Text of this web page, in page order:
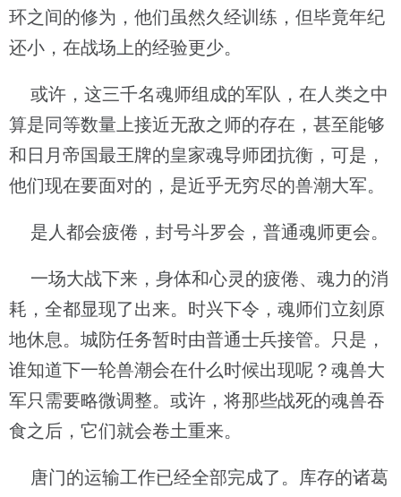
环之间的修为，他们虽然久经训练，但毕竟年纪
还小，在战场上的经验更少。
或许，这三千名魂师组成的军队，在人类之中
算是同等数量上接近无敌之师的存在，甚至能够
和日月帝国最王牌的皇家魂导师团抗衡，可是，
他们现在要面对的，是近乎无穷尽的兽潮大军。
是人都会疲倦，封号斗罗会，普通魂师更会。
一场大战下来，身体和心灵的疲倦、魂力的消
耗，全都显现了出来。时兴下令，魂师们立刻原
地休息。城防任务暂时由普通士兵接管。只是，
谁知道下一轮兽潮会在什么时候出现呢？魂兽大
军只需要略微调整。或许，将那些战死的魂兽吞
食之后，它们就会卷土重来。
唐门的运输工作已经全部完成了。库存的诸葛